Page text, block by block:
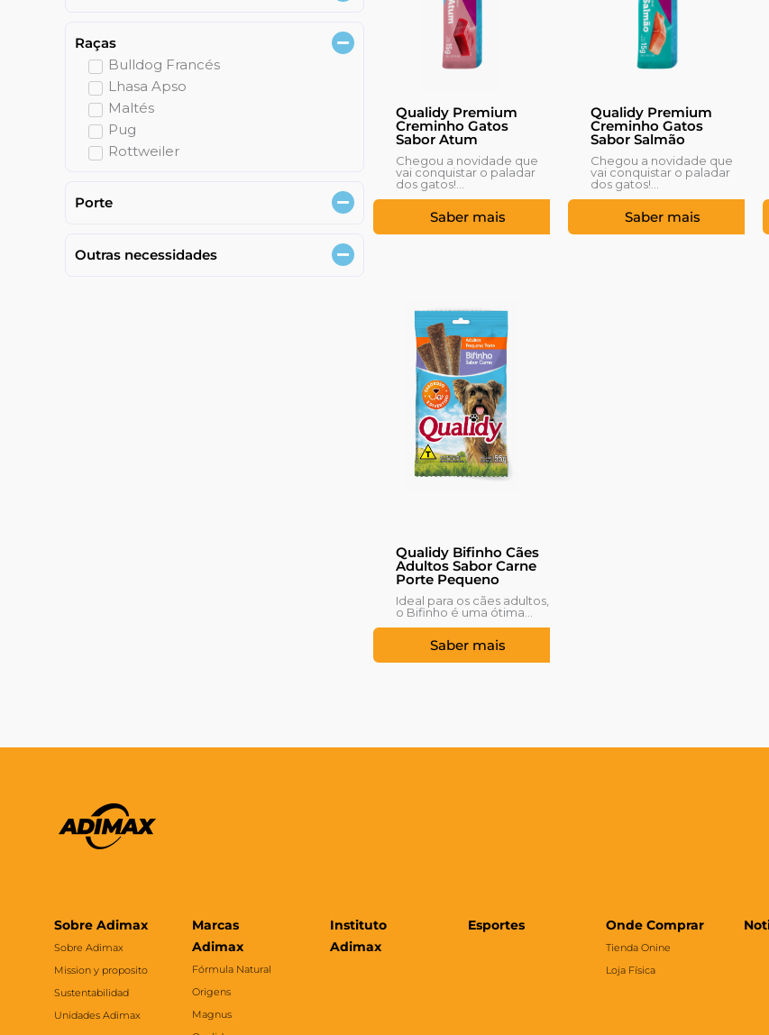
Raças
Bulldog Francés
Lhasa Apso
Maltés
Pug
Rottweiler
Porte
Outras necessidades
Qualidy Premium
Creminho Gatos
Sabor Atum
Chegou a novidade que
vai conquistar o paladar
dos gatos!...
Saber mais
Qualidy Premium
Creminho Gatos
Sabor Salmão
Chegou a novidade que
vai conquistar o paladar
dos gatos!...
Saber mais
Qualidy Bifinho Cães
Adultos Sabor Carne
Porte Pequeno
Ideal para os cães adultos,
o Bifinho é uma ótima...
Saber mais
Sobre Adimax
Sobre Adimax
Mission y proposito
Sustentabilidad
Unidades Adimax
Marcas
Adimax
Fórmula Natural
Origens
Magnus
Instituto
Adimax
Esportes Onde Comprar
Tienda Onine
Loja Física